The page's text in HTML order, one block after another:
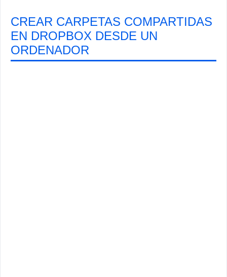
CREAR CARPETAS COMPARTIDAS
EN DROPBOX DESDE UN
ORDENADOR